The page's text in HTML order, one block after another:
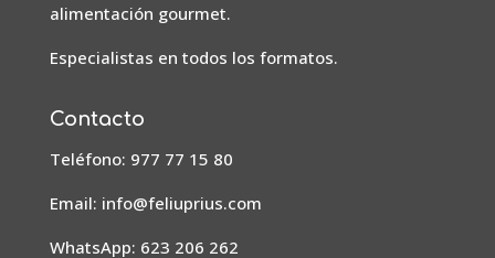
alimentación gourmet.
Especialistas en todos los formatos.
Contacto
Teléfono: 977 77 15 80
Email: info@feliuprius.com
WhatsApp: 623 206 262